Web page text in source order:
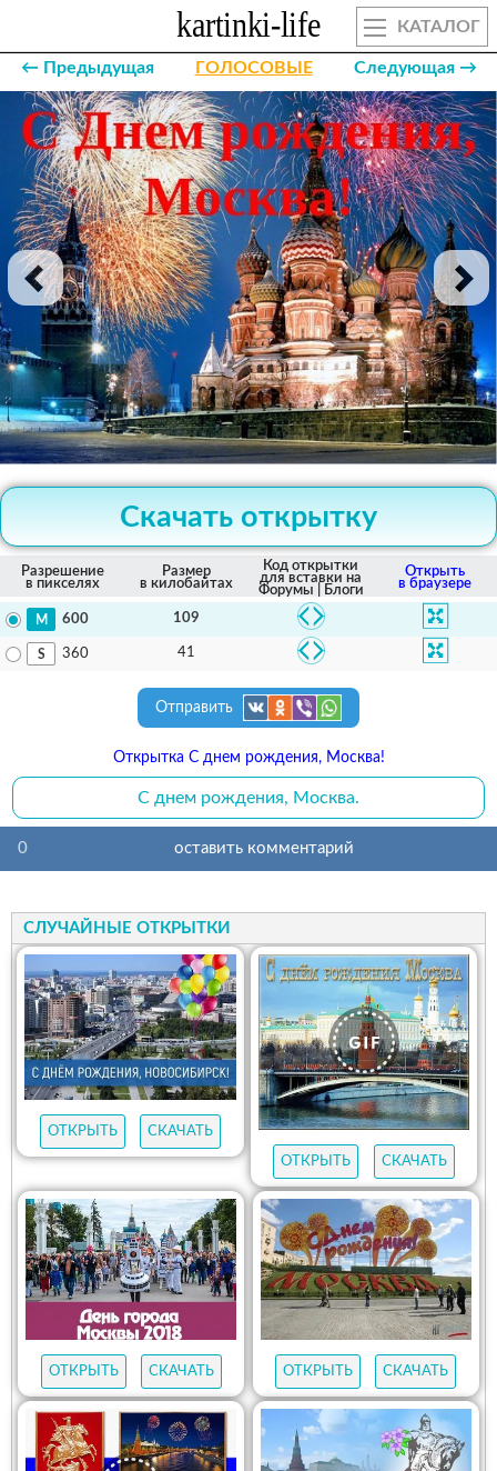
КАТАЛОГ
← Предыдущая ГОЛОСОВЫЕ Следующая →
Скачать открытку
Разрешение
в пикселях
Размер
в килобайтах
Код открытки
для вставки на
Форумы | Блоги
Открыть
в браузере
600 109
360 41
Отправить
Открытка С днем рождения, Москва!
С днем рождения, Москва.
0 оставить комментарий
СЛУЧАЙНЫЕ ОТКРЫТКИ
ОТКРЫТЬ СКАЧАТЬ
ОТКРЫТЬ СКАЧАТЬ
ОТКРЫТЬ СКАЧАТЬ ОТКРЫТЬ СКАЧАТЬ